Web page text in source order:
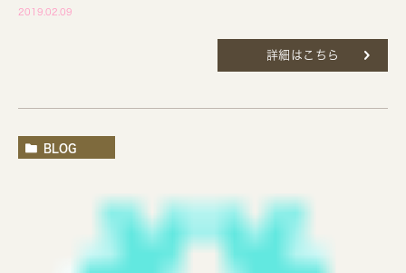
2019.02.09
詳細はこちら
BLOG